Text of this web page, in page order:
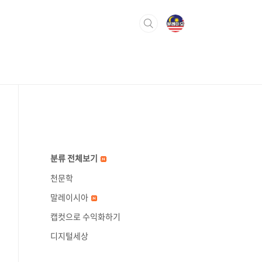
분류 전체보기
천문학
말레이시아
캡컷으로 수익화하기
디지털세상